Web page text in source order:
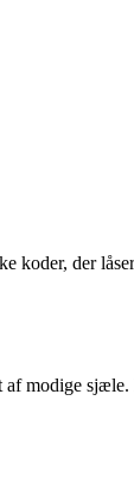
koder, der
af modige